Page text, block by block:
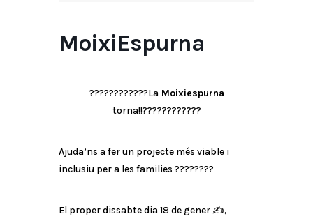
MoixiEspurna
????????????La Moixiespurna
torna!!????????????
Ajuda’ns a fer un projecte més viable i
inclusiu per a les families ????????
El proper dissabte dia 18 de gener ✍️,